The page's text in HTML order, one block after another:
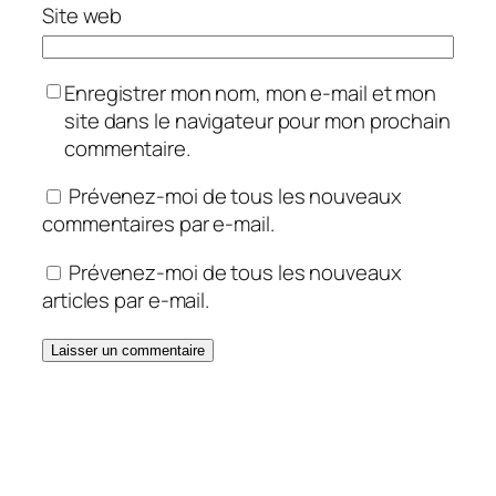
Site web
Enregistrer mon nom, mon e-mail et mon
site dans le navigateur pour mon prochain
commentaire.
Prévenez-moi de tous les nouveaux
commentaires par e-mail.
Prévenez-moi de tous les nouveaux
articles par e-mail.